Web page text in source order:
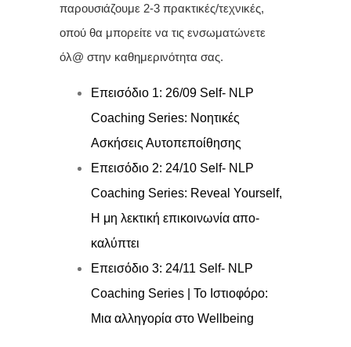
παρουσιάζουμε 2-3 πρακτικές/τεχνικές,
οπού θα μπορείτε να τις ενσωματώνετε
όλ@ στην καθημερινότητα σας.
Επεισόδιο 1: 26/09 Self- NLP
Coaching Series: Νοητικές
Ασκήσεις Αυτοπεποίθησης
Επεισόδιο 2: 24/10 Self- NLP
Coaching Series: Reveal Yourself,
Η μη λεκτική επικοινωνία απο-
καλύπτει
Επεισόδιο 3: 24/11 Self- NLP
Coaching Series | Το Ιστιοφόρο:
Μια αλληγορία στο Wellbeing